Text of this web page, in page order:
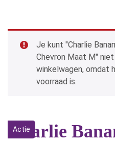
Onze merken
Hoe begin ik?
Je kunt "Charlie
Chevron Maat M"
winkelwagen, omdat
voorraad is.
Actie
Charlie